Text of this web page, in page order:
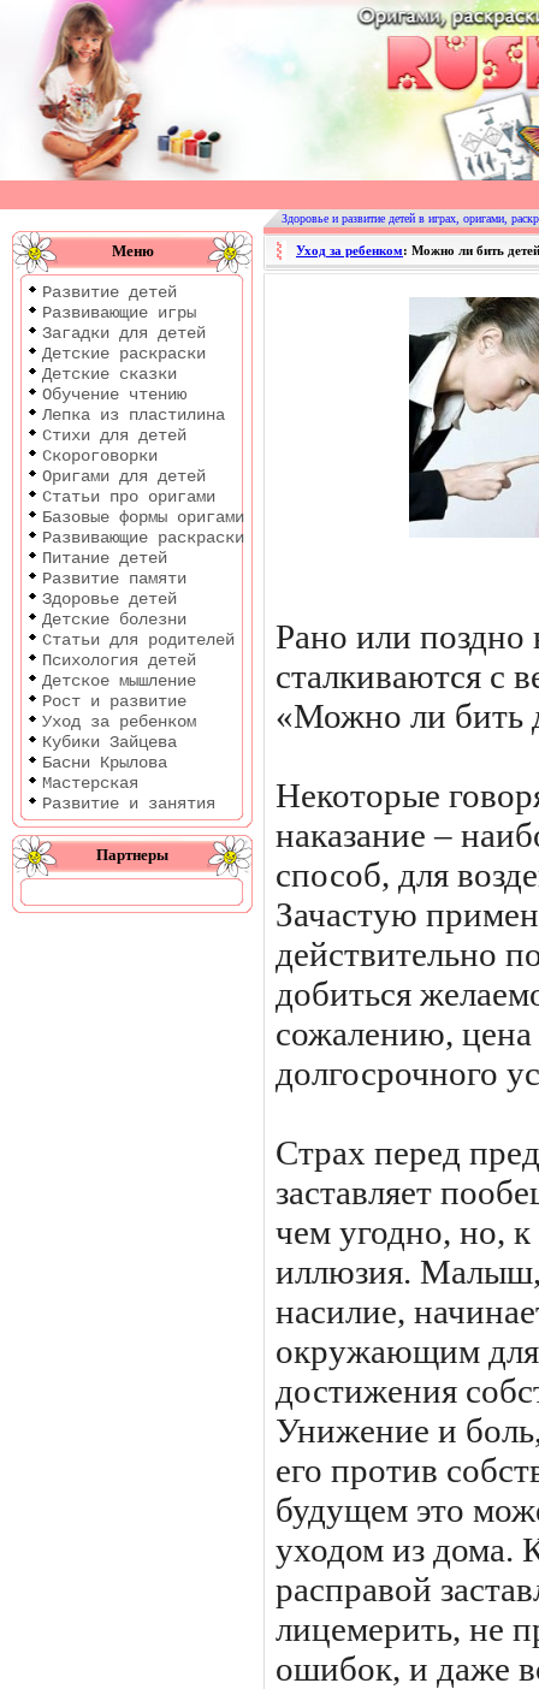
Оригами
|
Раскраски
Развитие
детей
Меню
Развитие детей
Развивающие игры
Загадки для детей
Детские раскраски
Детские сказки
Обучение чтению
Лепка из пластилина
Стихи для детей
Скороговорки
Оригами для детей
Статьи про оригами
Базовые формы оригами
Развивающие раскраски
Питание детей
Развитие памяти
Здоровье детей
Детские болезни
Статьи для родителей
Психология детей
Детское мышление
Рост и развитие
Уход за ребенком
Кубики Зайцева
Басни Крылова
Мастерская
Развитие и занятия
Партнеры
Здоровье и развитие детей в играх, оригами,
Уход за ребенком: Можно ли бить
Рано или поздно
сталкиваются с
«Можно ли бить
Некоторые
наказание –
способ, для
Зачастую
действительно
добиться
сожалению, цена
долгосрочного
Страх перед
заставляет
чем угодно, но,
иллюзия.
насилие,
окружающим
достижения
Унижение и
его против
будущем это
уходом из дома.
расправой
лицемерить, не
ошибок, и даже